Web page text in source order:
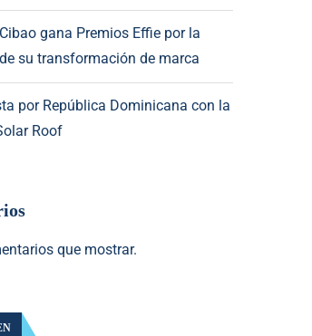
gana Premios Effie por la
su transformación de marca
por República Dominicana con la
Roof
que mostrar.